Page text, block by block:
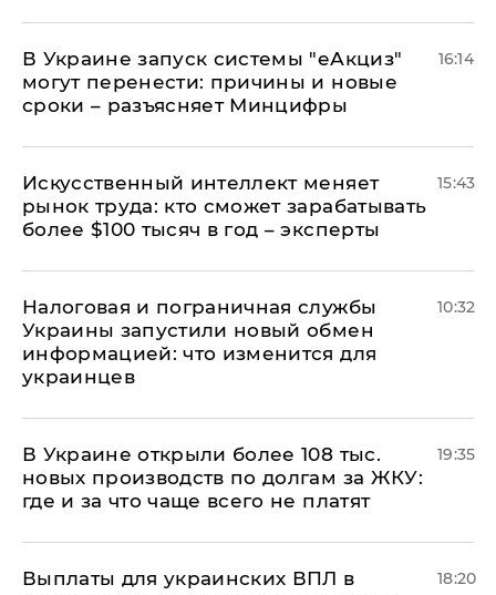
В Украине запуск системы "еАкциз"
могут перенести: причины и новые
сроки – разъясняет Минцифры
16:14
Искусственный интеллект меняет
рынок труда: кто сможет зарабатывать
более $100 тысяч в год – эксперты
15:43
Налоговая и пограничная службы
Украины запустили новый обмен
информацией: что изменится для
украинцев
10:32
В Украине открыли более 108 тыс.
новых производств по долгам за ЖКУ:
где и за что чаще всего не платят
19:35
Выплаты для украинских ВПЛ в
18:20